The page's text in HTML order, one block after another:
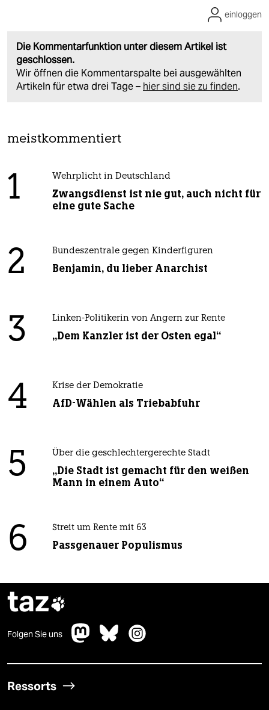
Die Kommentarfunktion unter diesem Artikel ist
geschlossen.
Wir öffnen die Kommentarspalte bei ausgewählten
Artikeln für etwa drei Tage – hier sind sie zu finden.
einloggen
meistkommentiert
1 Wehrplicht in Deutschland
Zwangsdienst ist nie gut, auch nicht für
eine gute Sache
2 Bundeszentrale gegen Kinderfiguren
Benjamin, du lieber Anarchist
3 Linken-Politikerin von Angern zur Rente
„Dem Kanzler ist der Osten egal“
4 Krise der Demokratie
AfD-Wählen als Triebabfuhr
5 Über die geschlechtergerechte Stadt
„Die Stadt ist gemacht für den weißen
Mann in einem Auto“
6 Streit um Rente mit 63
Passgenauer Populismus
taz
Folgen Sie uns
Ressorts